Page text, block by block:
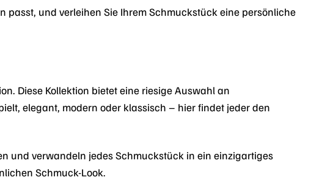
passt, und verleihen Sie Ihrem Schmuckstück eine persönliche
Diese Kollektion bietet eine riesige Auswahl an
elegant, modern oder klassisch – hier findet jeder den
und verwandeln jedes Schmuckstück in ein einzigartiges
Schmuck-Look.